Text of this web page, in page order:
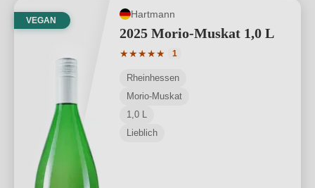
VEGAN
Hartmann
2025 Morio-Muskat 1,0 L
★★★★★
Durchschnittliche Bewertung von 5
1
Rheinhessen
Morio-Muskat
1,0 L
Lieblich